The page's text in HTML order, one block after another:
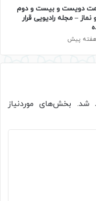
دویست و بیست و دوم
نماز – مجله رادیویی قرار
شد. بخش‌های موردنیاز